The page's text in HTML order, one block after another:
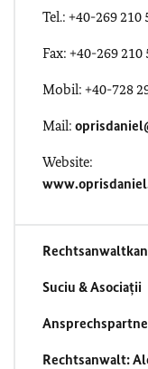
Tel.: +40-269 210
Fax: +40-269 210
Mobil: +40-728
Mail:
Website:
Suciu & Asociații
Rechtsanwalt: